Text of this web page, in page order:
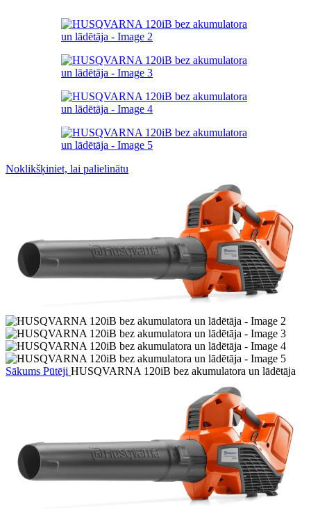
Noklikšķiniet, lai palielinātu
Sākums Pūtēji HUSQVARNA 120iB bez akumulatora un lādētāja